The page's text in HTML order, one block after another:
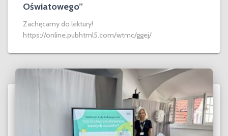
Oświatowego”
Zachęcamy do lektury!
https://online.pubhtml5.com/wtmc/ggej/